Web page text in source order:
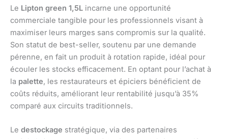
Le Lipton green 1,5L incarne une opportunité
commerciale tangible pour les professionnels visant à
maximiser leurs marges sans compromis sur la qualité.
Son statut de best-seller, soutenu par une demande
pérenne, en fait un produit à rotation rapide, idéal pour
écouler les stocks efficacement. En optant pour l’achat à
la palette, les restaurateurs et épiciers bénéficient de
coûts réduits, améliorant leur rentabilité jusqu’à 35%
comparé aux circuits traditionnels.
Le destockage stratégique, via des partenaires